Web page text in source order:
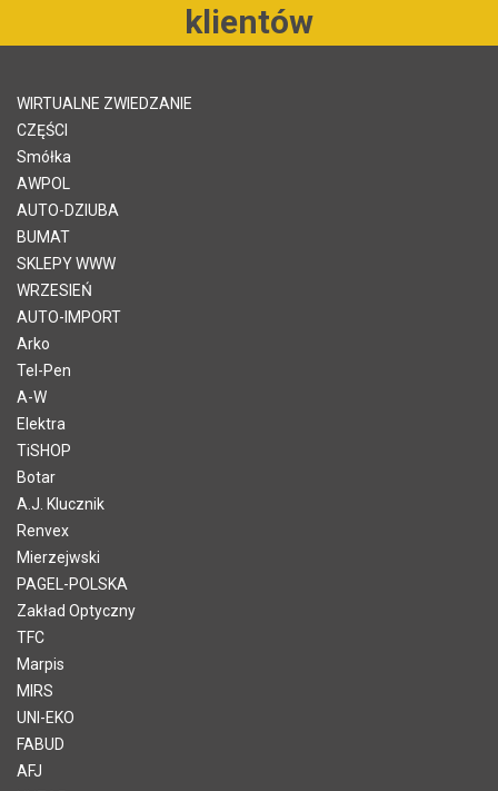
klientów
WIRTUALNE ZWIEDZANIE
CZĘŚCI
Smółka
AWPOL
AUTO-DZIUBA
BUMAT
SKLEPY WWW
WRZESIEŃ
AUTO-IMPORT
Arko
Tel-Pen
A-W
Elektra
TiSHOP
Botar
A.J. Klucznik
Renvex
Mierzejwski
PAGEL-POLSKA
Zakład Optyczny
TFC
Marpis
MIRS
UNI-EKO
FABUD
AFJ